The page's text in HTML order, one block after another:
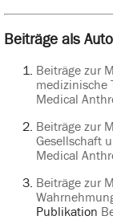
Beiträge als
Beiträge zur
medizinische
Medical
Beiträge zur
Gesellschaft
Medical
Beiträge zur
Publikation